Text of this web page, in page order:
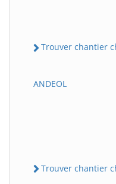
Trouver chantier
ANDEOL
Trouver chantier